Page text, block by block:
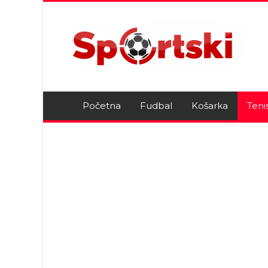
Početna Fudbal Košarka